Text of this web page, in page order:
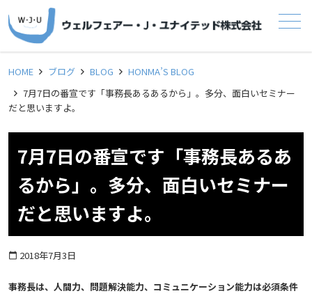
メニュー
HOME ブログ BLOG
HONMA’S BLOG
7月7日の番宣です「事務長あるあるから」。多分、面白いセミナー
だと思いますよ。
7月7日の番宣です「事務長あるあ
るから」。多分、面白いセミナー
だと思いますよ。
calendar_today 2018年7月3日
事務長は、人間力、問題解決能力、コミュニケーション能力は必須条件